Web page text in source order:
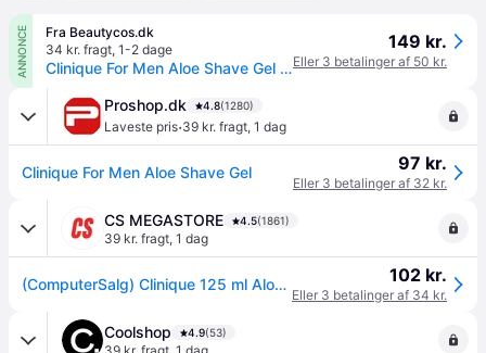
ANNONCE
Fra Beautycos.dk
34 kr. fragt, 1-2 dage
Clinique For Men Aloe Shave Gel 125 ml
149 kr.
Eller 3 betalinger af 50 kr.
Proshop.dk 4.8(1280)
Laveste pris·39 kr. fragt, 1 dag
Clinique For Men Aloe Shave Gel 97 kr.
Eller 3 betalinger af 32 kr.
CS MEGASTORE 4.5(1861)
39 kr. fragt, 1 dag
(ComputerSalg) Clinique 125 ml Aloe Shaver gel Men 102 kr.
Eller 3 betalinger af 34 kr.
Coolshop 4.9(53)